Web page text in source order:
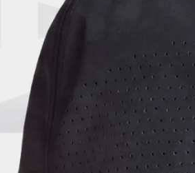
子，放鬆療癒
優質植物固醇，對處於更年期階
頂上健康的人
頂上健康，找回自信魅力，且恰
充營養的人
營養豐富的不飽和脂肪酸，可調